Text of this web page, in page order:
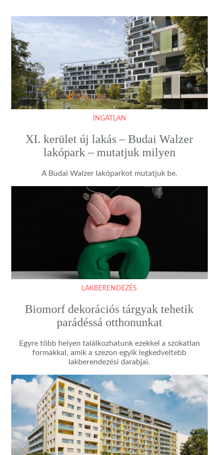
INGATLAN
XI. kerület új lakás – Budai Walzer
lakópark – mutatjuk milyen
A Budai Walzer lakóparkot mutatjuk be.
LAKBERENDEZÉS
Biomorf dekorációs tárgyak tehetik
parádéssá otthonunkat
Egyre több helyen találkozhatunk ezekkel a szokatlan
formákkal, amik a szezon egyik legkedveltebb
lakberendezési darabjai.